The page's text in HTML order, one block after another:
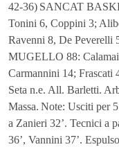
42-36) SANCAT
Tonini 6, Coppini 3;
Ravenni 8, De Peverelli
MUGELLO 88:
Carmannini 14; Frascati
Seta n.e. All. Barletti.
Massa. Note: Usciti per
a Zanieri 32’. Tecnici a
36’, Vannini 37’.